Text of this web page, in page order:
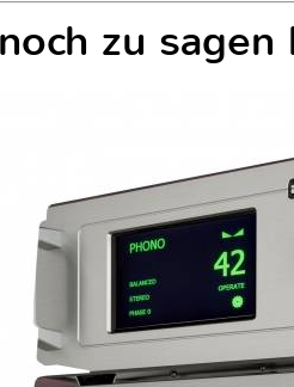
zu sagen